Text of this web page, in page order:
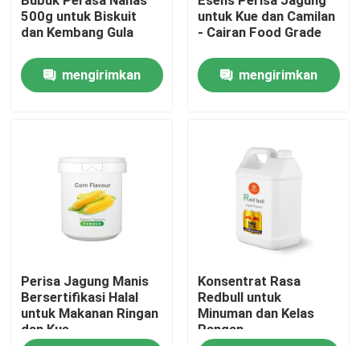
Rumah
Video
Tentang kami
Tur Pabrik
Kontrol kualitas
500g untuk Biskuit
dan Kembang Gula
mengirimkan
untuk Kue dan Camilan
- Cairan Food Grade
mengirimkan
Perisa Jagung Manis
Bersertifikasi Halal
untuk Makanan Ringan
dan Kue
Konsentrat Rasa
Redbull untuk
Minuman dan Kelas
Pangan